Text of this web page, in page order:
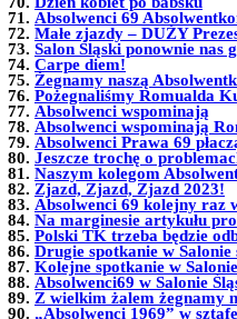
Absolwenci 69
Małe zjazdy – DUŻY
Salon Śląski ponownie nas
Carpe diem!
Żegnamy naszą
Pożegnaliśmy Romualda
Absolwenci wspominają
Absolwenci wspominają
Absolwenci Prawa 69
Jeszcze trochę o
Naszym kolegom
Zjazd, Zjazd, Zjazd 2023!
Absolwenci 69 kolejny raz
Na marginesie artykułu
Polski TK trzeba będzie
Drugie spotkanie w Salonie
Kolejne spotkanie w
Absolwenci69 w Salonie
Z wielkim żalem żegnamy
„Absolwenci 1969” w